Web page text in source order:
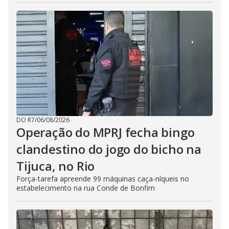
DO R7/06/08/2026
Operação do MPRJ fecha bingo
clandestino do jogo do bicho na
Tijuca, no Rio
Força-tarefa apreende 99 máquinas caça-níqueis no
estabelecimento na rua Conde de Bonfim